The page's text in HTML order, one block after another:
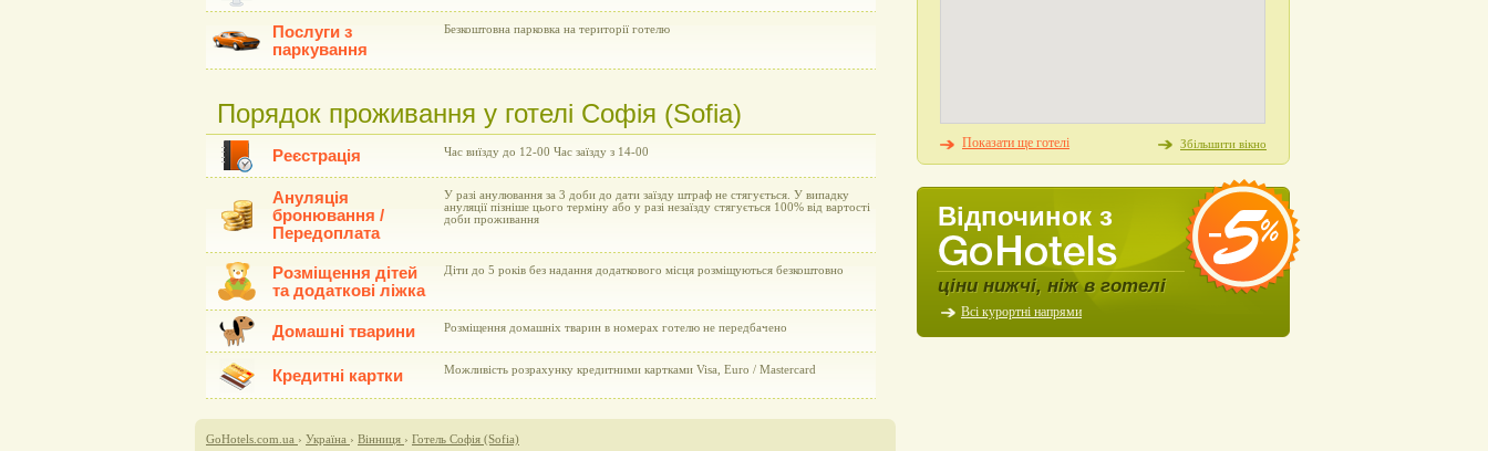
Послуги з
паркування
Безкоштовна парковка на території готелю
Порядок проживання у готелі Софія (Sofia)
Реєстрація Час виїзду до 12-00 Час заїзду з 14-00
Ануляція
бронювання /
Передоплата
У разі анулювання за 3 доби до дати заїзду штраф не стягується. У випадку
ануляції пізніше цього терміну або у разі незаїзду стягується 100% від вартості
доби проживання
Розміщення дітей
та додаткові ліжка
Діти до 5 років без надання додаткового місця розміщуються безкоштовно
Домашні тварини Розміщення домашніх тварин в номерах готелю не передбачено
Кредитні картки Можливість розрахунку кредитними картками Visa, Euro / Mastercard
GoHotels.com.ua › Україна › Вінниця › Готель Софія (Sofia)
Показати ще готелі Збільшити вікно
Відпочинок з
ціни нижчі, ніж в готелі
Всі курортні напрями